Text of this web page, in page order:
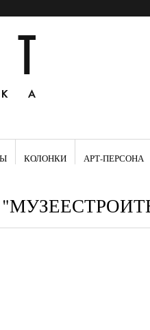
КОЛОНКИ АРТ-ПЕРСОНА